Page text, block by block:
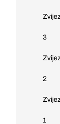
3
2
1